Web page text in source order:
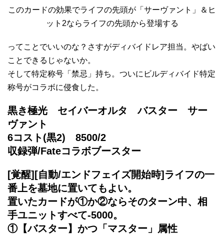
このカードの効果でライフの先頭が「サーヴァント」＆ヒ
ット2ならライフの先頭から登場する
ってことでいいのな？さすがディバイドレア担当。やばい
ことできるじゃないか。
そして特定称号「禁忌」持ち。ついにビルディバイド特定
称号がコラボに侵食した。
黒き極光 セイバーオルタ バスター サー
ヴァント
6コスト(黒2) 8500/2
収録弾/Fateコラボブースター
[覚醒][自動/エンドフェイズ開始時]ライフの一
番上を墓地に置いてもよい。
置いたカードが①か②ならそのターン中、相
手ユニットすべて-5000。
①【バスター】かつ「マスター」属性